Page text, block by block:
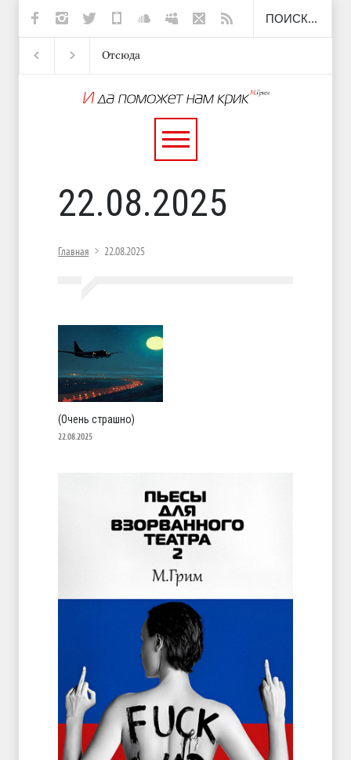
Отсюда
22.08.2025
Главная 22.08.2025
(Очень страшно)
22.08.2025